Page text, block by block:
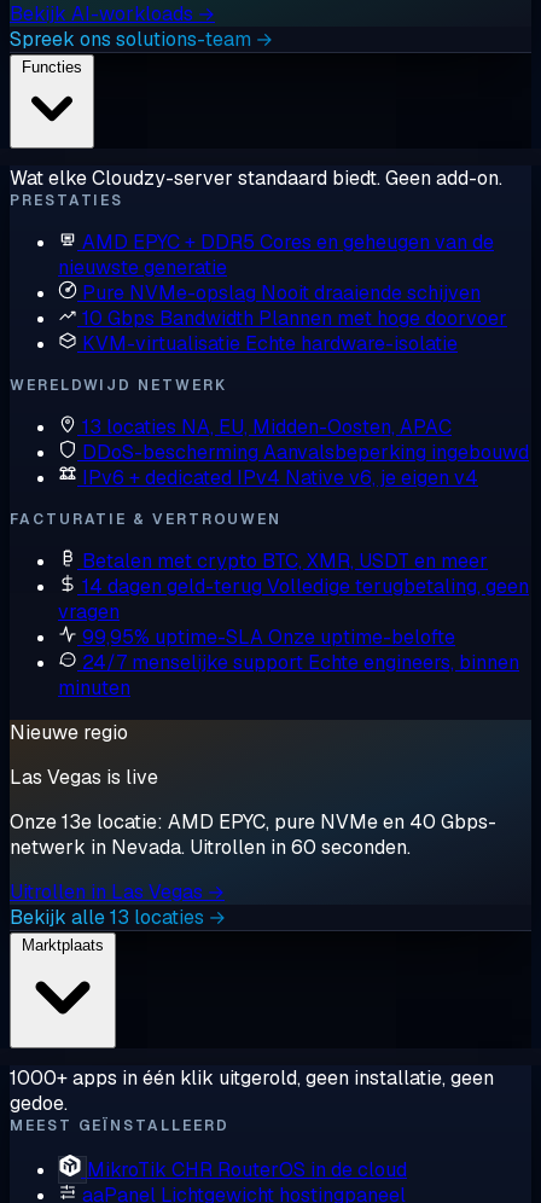
Bekijk AI-workloads →
Spreek ons solutions-team →
Wat elke Cloudzy-server standaard biedt. Geen add-on.
PRESTATIES
AMD EPYC + DDR5 Cores en geheugen van de
nieuwste generatie
Pure NVMe-opslag Nooit draaiende schijven
10 Gbps Bandwidth Plannen met hoge doorvoer
KVM-virtualisatie Echte hardware-isolatie
WERELDWIJD NETWERK
13 locaties NA, EU, Midden-Oosten, APAC
DDoS-bescherming Aanvalsbeperking ingebouwd
IPv6 + dedicated IPv4 Native v6, je eigen v4
FACTURATIE & VERTROUWEN
Betalen met crypto BTC, XMR, USDT en meer
14 dagen geld-terug Volledige terugbetaling, geen
vragen
99,95% uptime-SLAOnze uptime-belofte
24/7 menselijke support Echte engineers, binnen
minuten
Nieuwe regio
Las Vegas is live
Onze 13e locatie: AMD EPYC, pure NVMe en 40 Gbps-
netwerk in Nevada. Uitrollen in 60 seconden.
Uitrollen in Las Vegas →
Bekijk alle 13 locaties →
1000+ apps in één klik uitgerold, geen installatie, geen
gedoe.
MEEST GEÏNSTALLEERD
MikroTik CHR RouterOS in de cloud
aaPanel Lichtgewicht hostingpaneel